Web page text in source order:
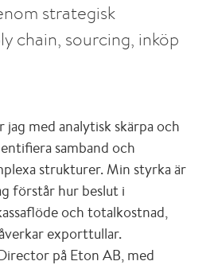
strategisk
chain, sourcing, inköp
med analytisk skärpa och
samband och
strukturer. Min styrka är
förstår hur beslut i
och totalkostnad,
exporttullar.
på Eton AB, med